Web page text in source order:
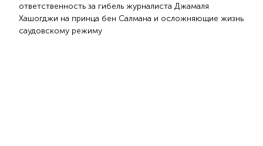
ответственность за гибель журналиста Джамаля
Хашогджи на принца бен Салмана и осложняющие жизнь
саудовскому режиму